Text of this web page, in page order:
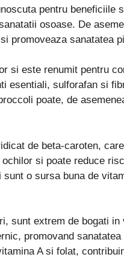
pentru beneficiile
osoase. De
promoveaza sanatatea
si este renumit pentru
esentiali, sulforafan si
poate, de
de beta-caroten,
si poate reduce
o sursa buna de
sunt extrem de bogati
promovand
A si folat,